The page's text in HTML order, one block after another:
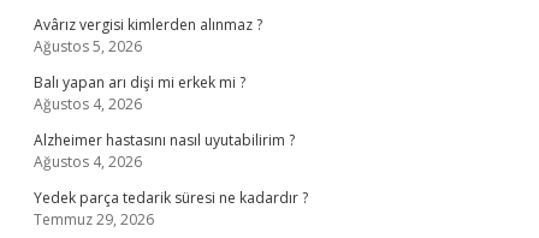
Avârız vergisi kimlerden alınmaz ?
Ağustos 5, 2026
Balı yapan arı dişi mi erkek mi ?
Ağustos 4, 2026
Alzheimer hastasını nasıl uyutabilirim ?
Ağustos 4, 2026
Yedek parça tedarik süresi ne kadardır ?
Temmuz 29, 2026